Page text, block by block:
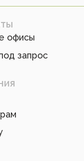
офисы
запрос